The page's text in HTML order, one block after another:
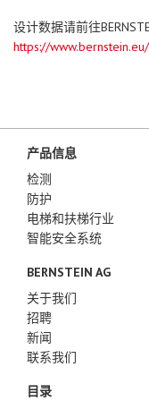
设计数据请前往
https://
产品信息
检测
防护
电梯和扶梯行业
智能安全系统
BERNSTEIN AG
关于我们
招聘
新闻
联系我们
目录